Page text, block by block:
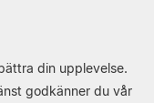
din upplevelse.
godkänner du vår